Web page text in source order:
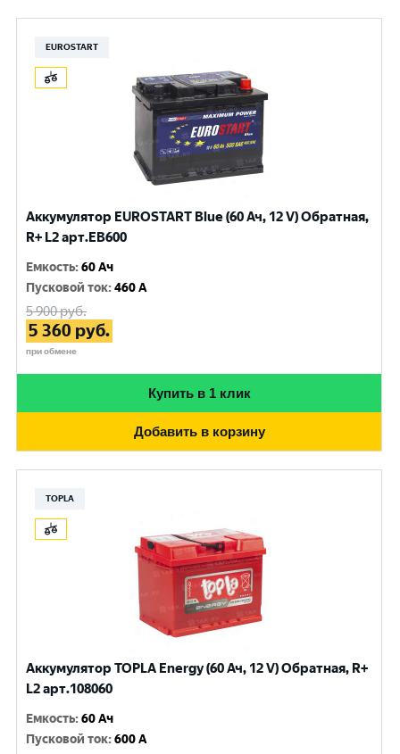
EUROSTART
Аккумулятор EUROSTART Blue (60 Ач, 12 V) Обратная,
R+ L2 арт.EB600
Емкость:60 Ач
Пусковой ток:460 A
5 900руб.
5 360 руб.
при обмене
Купить в 1 клик
Добавить в корзину
TOPLA
Аккумулятор TOPLA Energy (60 Ач, 12 V) Обратная, R+
L2 арт.108060
Емкость:60 Ач
Пусковой ток:600 A